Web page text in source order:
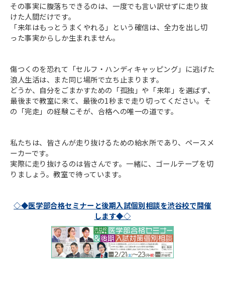
その事実に腹落ちできるのは、一度でも言い訳せずに走り抜
けた人間だけです。
「来年はもっとうまくやれる」という確信は、全力を出し切
った事実からしか生まれません。
傷つくのを恐れて「セルフ・ハンディキャッピング」に逃げた
浪人生活は、また同じ場所で立ち止まります。
どうか、自分をごまかすための「孤独」や「来年」を選ばず、
最後まで教室に来て、最後の1秒まで走り切ってください。そ
の「完走」の経験こそが、合格への唯一の道です。
私たちは、皆さんが走り抜けるための給水所であり、ペースメ
ーカーです。
実際に走り抜けるのは皆さんです。一緒に、ゴールテープを切
りましょう。教室で待っています。
◇◆医学部合格セミナーと後期入試個別相談を渋谷校で開催
します◆◇